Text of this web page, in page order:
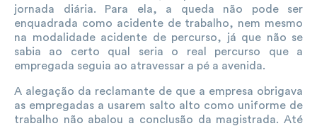
jornada diária. Para ela, a queda não pode ser
enquadrada como acidente de trabalho, nem mesmo
na modalidade acidente de percurso, já que não se
sabia ao certo qual seria o real percurso que a
empregada seguia ao atravessar a pé a avenida.
A alegação da reclamante de que a empresa obrigava
as empregadas a usarem salto alto como uniforme de
trabalho não abalou a conclusão da magistrada. Até